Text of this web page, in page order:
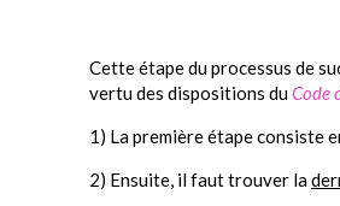
Cette étape du processus de
vertu des dispositions duCode
1) La première étape consiste
2) Ensuite, il faut trouver la